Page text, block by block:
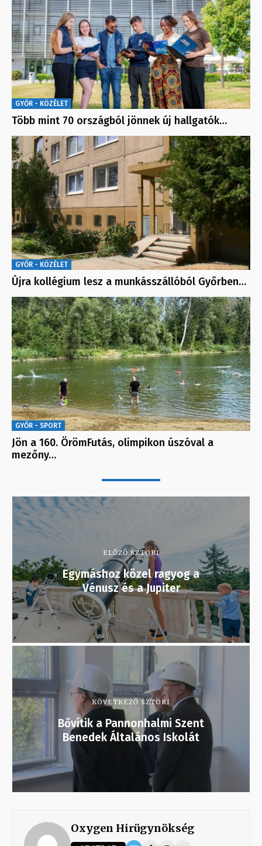
GYŐR - KÖZÉLET
Több mint 70 országból jönnek új hallgatók…
GYŐR - KÖZÉLET
Újra kollégium lesz a munkásszállóból Győrben…
GYŐR - SPORT
Jön a 160. ÖrömFutás, olimpikon úszóval a
mezőny…
ELŐZŐ SZTORI
Egymáshoz közel ragyog a
Vénusz és a Jupiter
KÖVETKEZŐ SZTORI
Bővítik a Pannonhalmi Szent
Benedek Általános Iskolát
Oxygen Hirügynökség